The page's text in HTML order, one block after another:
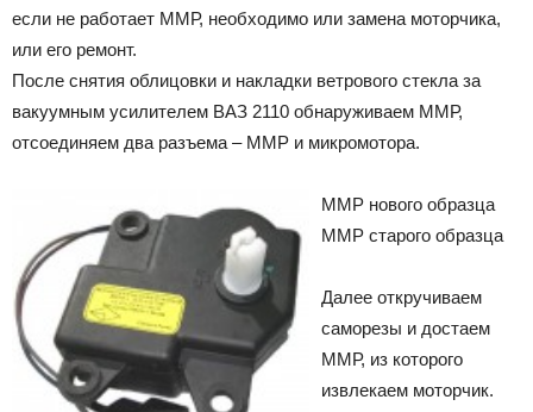
если не работает ММР, необходимо или замена моторчика,
или его ремонт.
После снятия облицовки и накладки ветрового стекла за
вакуумным усилителем ВАЗ 2110 обнаруживаем ММР,
отсоединяем два разъема – ММР и микромотора.
ММР нового образца
ММР старого образца
Далее откручиваем
саморезы и достаем
ММР, из которого
извлекаем моторчик.